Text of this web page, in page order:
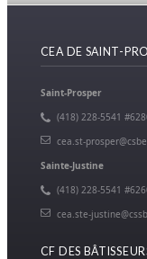
CEA DE SAINT-
Saint-Prosper
(418) 228-5541
cea.st-
Sainte-Justine
(418) 228-5541
cea.ste-
CF DES